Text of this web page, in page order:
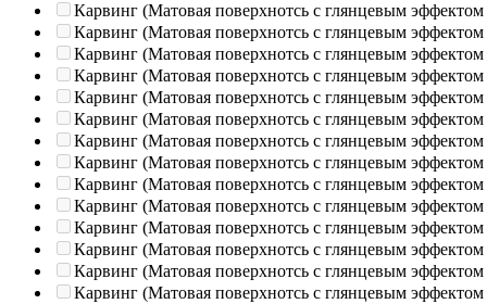
Карвинг (Матовая поверхнотсь с глянцевым эффектом
Карвинг (Матовая поверхнотсь с глянцевым эффектом
Карвинг (Матовая поверхнотсь с глянцевым эффектом
Карвинг (Матовая поверхнотсь с глянцевым эффектом
Карвинг (Матовая поверхнотсь с глянцевым эффектом
Карвинг (Матовая поверхнотсь с глянцевым эффектом
Карвинг (Матовая поверхнотсь с глянцевым эффектом
Карвинг (Матовая поверхнотсь с глянцевым эффектом
Карвинг (Матовая поверхнотсь с глянцевым эффектом
Карвинг (Матовая поверхнотсь с глянцевым эффектом
Карвинг (Матовая поверхнотсь с глянцевым эффектом
Карвинг (Матовая поверхнотсь с глянцевым эффектом
Карвинг (Матовая поверхнотсь с глянцевым эффектом
Карвинг (Матовая поверхнотсь с глянцевым эффектом